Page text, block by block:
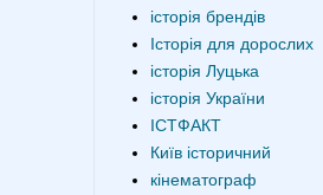
історія брендів
Історія для дорослих
історія Луцька
історія України
ІСТФАКТ
Київ історичний
кінематограф